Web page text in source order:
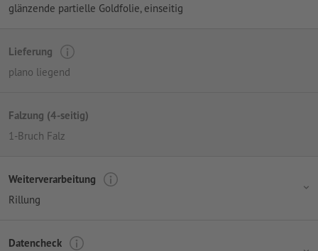
glänzende partielle Goldfolie, einseitig
Lieferung
plano liegend
Falzung (4-seitig)
1-Bruch Falz
Weiterverarbeitung
Rillung
Datencheck